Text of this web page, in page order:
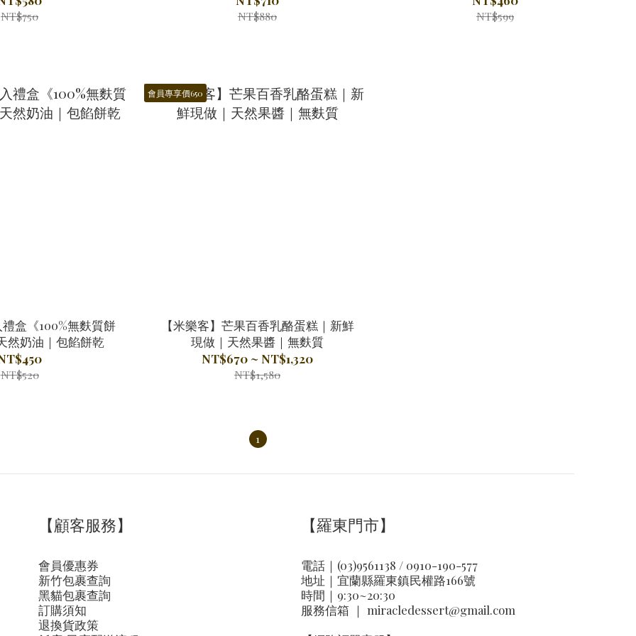
NT$750 NT$880 NT$599
盒《100%無麩質餅
然奶油｜包餡餅乾
NT$520
會員專享價650
【米樂客】芒果百香乳酪蛋糕｜新鮮
現做｜天然果醬｜無麩質
NT$670 ~ NT$1,320
NT$1,580
1
【顧客服務】
會員優惠券
新竹包裹查詢
黑貓包裹查詢
訂購須知
退換貨政策
【羅東門市】
電話｜(03)9561138 / 0910-190-577
地址｜ 宜蘭縣羅東鎮民權路166號
時間｜9:30~20:30
服務信箱 ｜ miracledessert@gmail.com